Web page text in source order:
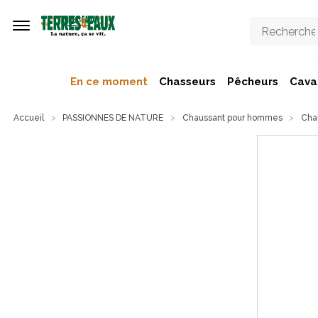
En ce moment Chasseurs Pêcheurs
Accueil PASSIONNES DE NATURE Chaussant pour hommes